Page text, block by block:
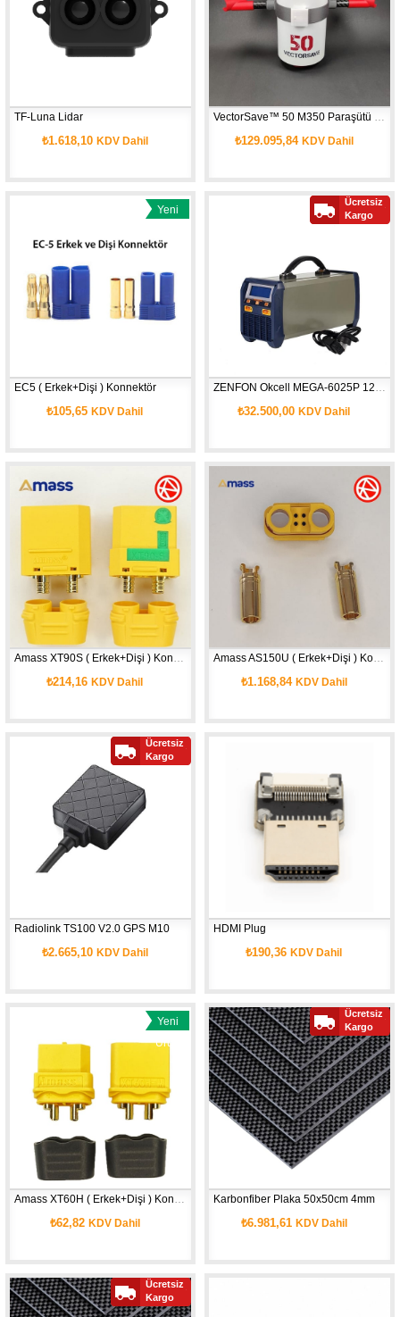
TF-Luna Lidar
₺1.618,10 KDV Dahil
VectorSave™ 50 M350 Paraşütü @9,6kg MTOW
₺129.095,84 KDV Dahil
EC5 ( Erkek+Dişi ) Konnektör
₺105,65KDV Dahil
Yeni
ZENFON Okcell MEGA-6025P 1200W Şarj Aleti
₺32.500,00KDV Dahil
Ücretsiz
Kargo
Amass XT90S ( Erkek+Dişi ) Konnektör
₺214,16KDV Dahil
Amass AS150U ( Erkek+Dişi ) Konnektör
₺1.168,84 KDV Dahil
Radiolink TS100 V2.0 GPS M10
₺2.665,10 KDV Dahil
Ücretsiz
Kargo
HDMI Plug
₺190,36KDV Dahil
Amass XT60H ( Erkek+Dişi ) Konnektör
₺62,82 KDV Dahil
Yeni
Ürün
Karbonfiber Plaka 50x50cm 4mm
₺6.981,61 KDV Dahil
Ücretsiz
Kargo
Ücretsiz
Kargo